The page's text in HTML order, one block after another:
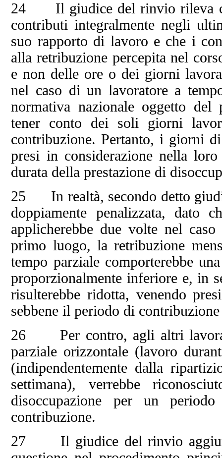
24 Il giudice del rinvio rileva
contributi integralmente negli
suo rapporto di lavoro e che i
alla retribuzione percepita nel
e non delle ore o dei giorni
nel caso di un lavoratore a
normativa nazionale oggetto del
tener conto dei soli giorni
contribuzione. Pertanto, i giorni
presi in considerazione nella
durata della prestazione di
25 In realtà, secondo detto
doppiamente penalizzata,
applicherebbe due volte nel
primo luogo, la retribuzione
tempo parziale comporterebbe
proporzionalmente inferiore e, in
risulterebbe ridotta, venendo
sebbene il periodo di
26 Per contro, agli altri
parziale orizzontale (lavoro
(indipendentemente dalla
settimana), verrebbe
disoccupazione per un
contribuzione.
27 Il giudice del rinvio